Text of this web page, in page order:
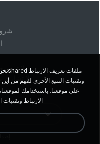
لا تبيع
لا تشارك
وتقنيات التتبع الأخرى لفهم من
على موقعنا. باستخدامك
الارتباط وتقنيات